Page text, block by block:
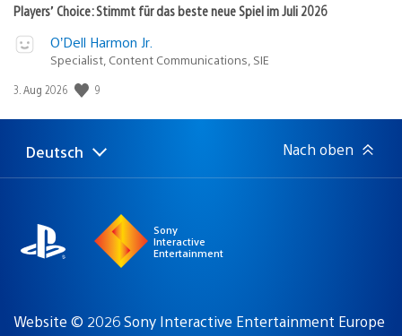
Players’ Choice: Stimmt für das beste neue Spiel im Juli 2026
O’Dell Harmon Jr.
Specialist, Content Communications, SIE
Veröffentlichungsdatum:
3. Aug 2026 9
Select
Aktuelle
Deutsch Nach oben
Sony
Interactive
Entertainment
Website © 2026 Sony Interactive Entertainment Europe